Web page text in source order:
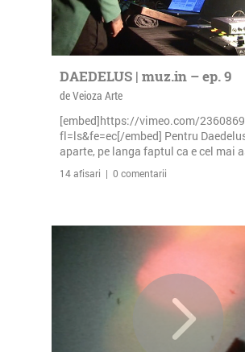
DAEDELUS | muz.in – ep. 9
de Veioza Arte
[embed]https://vimeo.com/
fl=ls&fe=ec[/embed] Pentru
aparte, pe langa faptul ca e cel mai
14 afisari | 0 comentarii